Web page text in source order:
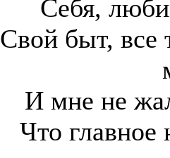
Себя,
Свой быт, все
И мне не
Что главное